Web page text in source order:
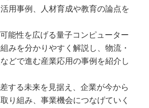
用事例、人材育成や教育の論点を
能性を広げる量子コンピューター
みを分かりやすく解説し、物流・
どで進む産業応用の事例を紹介し
する未来を見据え、企業が今から
り組み、事業機会につなげていく